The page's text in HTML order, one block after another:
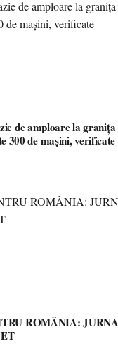
de amploare la
300 de mașini, verificate
ROMÂNIA: